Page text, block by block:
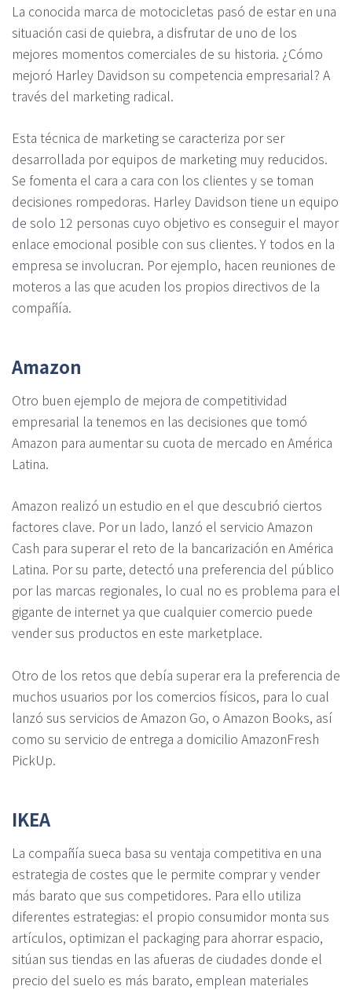
La conocida marca de motocicletas pasó de estar en una
situación casi de quiebra, a disfrutar de uno de los
mejores momentos comerciales de su historia. ¿Cómo
mejoró Harley Davidson su competencia empresarial? A
través del marketing radical.
Esta técnica de marketing se caracteriza por ser
desarrollada por equipos de marketing muy reducidos.
Se fomenta el cara a cara con los clientes y se toman
decisiones rompedoras. Harley Davidson tiene un equipo
de solo 12 personas cuyo objetivo es conseguir el mayor
enlace emocional posible con sus clientes. Y todos en la
empresa se involucran. Por ejemplo, hacen reuniones de
moteros a las que acuden los propios directivos de la
compañía.
Amazon
Otro buen ejemplo de mejora de competitividad
empresarial la tenemos en las decisiones que tomó
Amazon para aumentar su cuota de mercado en América
Latina.
Amazon realizó un estudio en el que descubrió ciertos
factores clave. Por un lado, lanzó el servicio Amazon
Cash para superar el reto de la bancarización en América
Latina. Por su parte, detectó una preferencia del público
por las marcas regionales, lo cual no es problema para el
gigante de internet ya que cualquier comercio puede
vender sus productos en este marketplace.
Otro de los retos que debía superar era la preferencia de
muchos usuarios por los comercios físicos, para lo cual
lanzó sus servicios de Amazon Go, o Amazon Books, así
como su servicio de entrega a domicilio AmazonFresh
PickUp.
IKEA
La compañía sueca basa su ventaja competitiva en una
estrategia de costes que le permite comprar y vender
más barato que sus competidores. Para ello utiliza
diferentes estrategias: el propio consumidor monta sus
artículos, optimizan el packaging para ahorrar espacio,
sitúan sus tiendas en las afueras de ciudades donde el
precio del suelo es más barato, emplean materiales